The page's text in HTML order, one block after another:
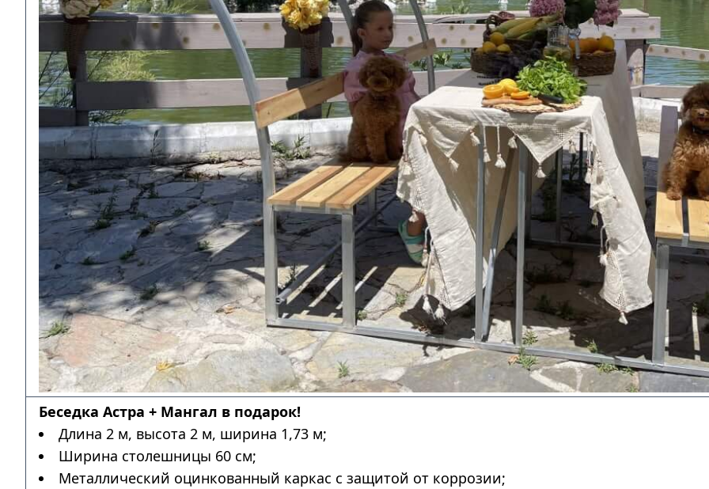
Беседка Астра + Мангал в подарок!
Длина 2 м, высота 2 м, ширина 1,73 м;
Ширина столешницы 60 см;
Металлический оцинкованный каркас с защитой от коррозии;